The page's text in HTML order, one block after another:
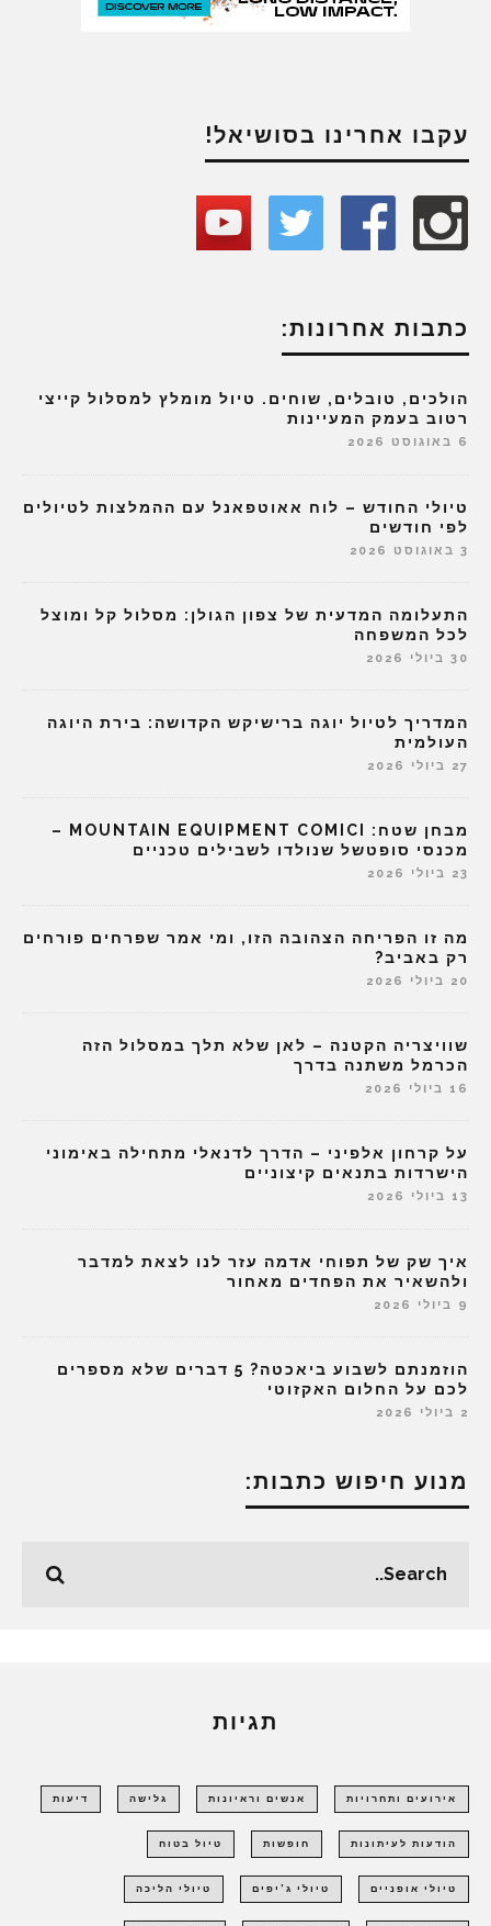
עקבו אחרינו בסושיאל!
כתבות אחרונות:
הולכים, טובלים, שוחים. טיול מומלץ למסלול קייצי
רטוב בעמק המעיינות
6 באוגוסט 2026
טיולי החודש – לוח אאוטפאנל עם ההמלצות לטיולים
לפי חודשים
3 באוגוסט 2026
התעלומה המדעית של צפון הגולן: מסלול קל ומוצל
לכל המשפחה
30 ביולי 2026
המדריך לטיול יוגה ברישיקש הקדושה: בירת היוגה
העולמית
27 ביולי 2026
מבחן שטח: MOUNTAIN EQUIPMENT COMICI –
מכנסי סופטשל שנולדו לשבילים טכניים
23 ביולי 2026
מה זו הפריחה הצהובה הזו, ומי אמר שפרחים פורחים
רק באביב?
20 ביולי 2026
שוויצריה הקטנה – לאן שלא תלך במסלול הזה
הכרמל משתנה בדרך
16 ביולי 2026
על קרחון אלפיני – הדרך לדנאלי מתחילה באימוני
הישרדות בתנאים קיצוניים
13 ביולי 2026
איך שק של תפוחי אדמה עזר לנו לצאת למדבר
ולהשאיר את הפחדים מאחור
9 ביולי 2026
הוזמנתם לשבוע ביאכטה? 5 דברים שלא מספרים
לכם על החלום האקזוטי
2 ביולי 2026
מנוע חיפוש כתבות:
תגיות
אירועים ותחרויות אנשים וראיונות גלישה דיעות
הודעות לעיתונות חופשות טיול בטוח
טיולי אופניים טיולי ג'יפים טיולי הליכה